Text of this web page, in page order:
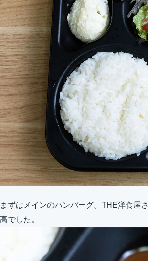
まずはメインのハンバーグ。THE洋食屋
高でした。